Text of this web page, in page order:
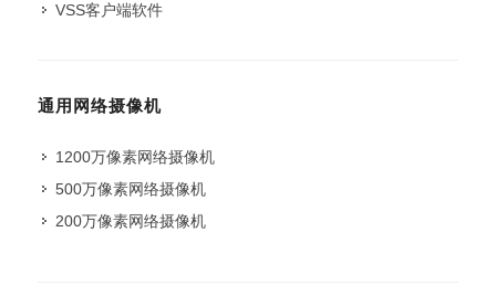
VSS客户端软件
通用网络摄像机
1200万像素网络摄像机
500万像素网络摄像机
200万像素网络摄像机